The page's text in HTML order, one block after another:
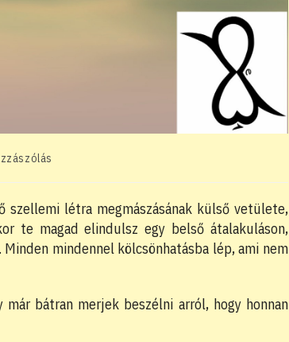
létra megmászásának külső vetülete,
te magad elindulsz egy belső átalakuláson,
mindennel kölcsönhatásba lép, ami nem
bátran merjek beszélni arról, hogy honnan